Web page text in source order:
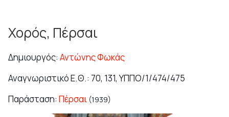
Χορός, Πέρσαι
Δημιουργός: Αντώνης Φωκάς
Αναγνωριστικό Ε.Θ.: 70, 131, ΥΠΠΟ/1/474/475
Παράσταση: Πέρσαι (1939)